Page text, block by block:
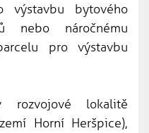
výstavbu bytového
nebo náročnému
pro výstavbu
lokalitě
Horní Heršpice),